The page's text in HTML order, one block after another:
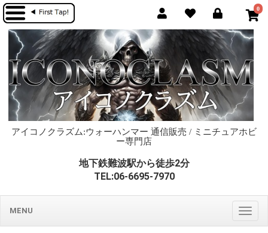
0
アイコノクラズム:ウォーハンマー 通信販売 / ミニチュアホビ
ー専門店
地下鉄難波駅から徒歩2分
TEL:06-6695-7970
MENU